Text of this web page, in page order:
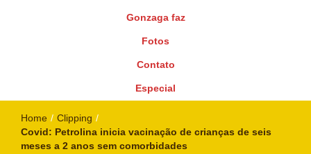
Gonzaga faz
Fotos
Contato
Especial
Home / Clipping /
Covid: Petrolina inicia vacinação de crianças de seis
meses a 2 anos sem comorbidades